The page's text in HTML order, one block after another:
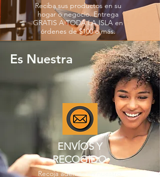
Reciba sus productos en su
hogar o negocio. Entrega
GRATIS A TODA LA ISLA en
órdenes de $100 o más.
Es Nuestra
ENVÍOS Y
RECOGIDO
Recoja además en nuestro